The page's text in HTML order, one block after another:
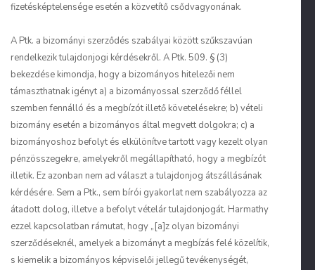
fizetésképtelensége esetén a közvetítő csődvagyonának.
A Ptk. a bizományi szerződés szabályai között szűkszavúan
rendelkezik tulajdonjogi kérdésekről. A Ptk. 509. § (3)
bekezdése kimondja, hogy a bizományos hitelezői nem
támaszthatnak igényt a) a bizományossal szerződő féllel
szemben fennálló és a megbízót illető követelésekre; b) vételi
bizomány esetén a bizományos által megvett dolgokra; c) a
bizományoshoz befolyt és elkülönítve tartott vagy kezelt olyan
pénzösszegekre, amelyekről megállapítható, hogy a megbízót
illetik. Ez azonban nem ad választ a tulajdonjog átszállásának
kérdésére. Sem a Ptk., sem bírói gyakorlat nem szabályozza az
átadott dolog, illetve a befolyt vételár tulajdonjogát. Harmathy
ezzel kapcsolatban rámutat, hogy „[a]z olyan bizományi
szerződéseknél, amelyek a bizományt a megbízás felé közelítik,
s kiemelik a bizományos képviselői jellegű tevékenységét,